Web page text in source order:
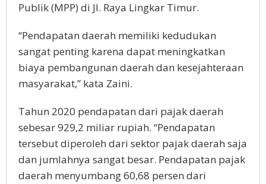
Publik (MPP) di Jl. Raya Lingkar Timur.
“Pendapatan daerah memiliki kedudukan
sangat penting karena dapat meningkatkan
biaya pembangunan daerah dan kesejahteraan
masyarakat,” kata Zaini.
Tahun 2020 pendapatan dari pajak daerah
sebesar 929,2 miliar rupiah. “Pendapatan
tersebut diperoleh dari sektor pajak daerah saja
dan jumlahnya sangat besar. Pendapatan pajak
daerah menyumbang 60,68 persen dari